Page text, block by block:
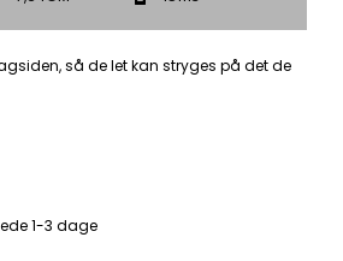
så de let kan stryges på det de
1-3 dage